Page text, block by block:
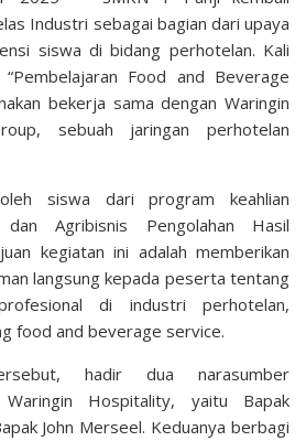
Industri sebagai bagian dari upaya
siswa di bidang perhotelan. Kali
Food and Beverage
bekerja sama dengan Waringin
sebuah jaringan perhotelan
siswa dari program keahlian
Agribisnis Pengolahan Hasil
kegiatan ini adalah memberikan
langsung kepada peserta tentang
di industri perhotelan,
food and beverage service.
hadir dua narasumber
Hospitality, yaitu Bapak
John Merseel. Keduanya berbagi